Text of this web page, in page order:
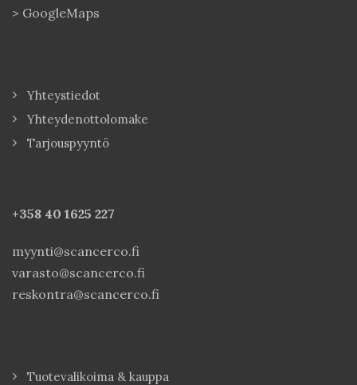
> GoogleMaps
Yhteystiedot
Yhteydenottolomake
Tarjouspyyntö
+358 40 1625 227
myynti@scancerco.fi
varasto@scancerco.fi
reskontra@scancerco.fi
Tuotevalikoima & kauppa